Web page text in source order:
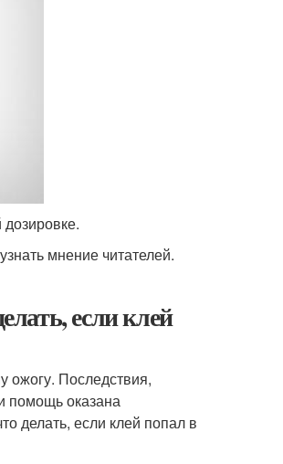
мнение читателей.
если клей
ожогу. Последствия,
помощь оказана
делать, если клей попал в